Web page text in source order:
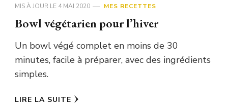
MIS À JOUR LE 4 MAI 2020 MES RECETTES
Bowl végétarien pour l’hiver
Un bowl végé complet en moins de 30
minutes, facile à préparer, avec des ingrédients
simples.
LIRE LA SUITE